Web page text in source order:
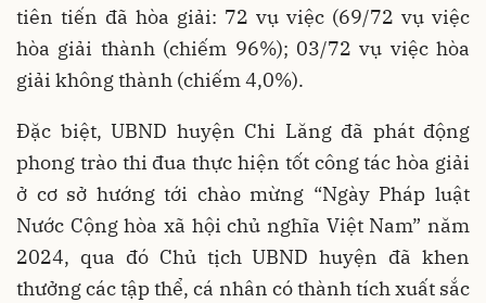
tiên tiến đã hòa giải: 72 vụ việc (69/72 vụ việc
hòa giải thành (chiếm 96%); 03/72 vụ việc hòa
giải không thành (chiếm 4,0%).
Đặc biệt, UBND huyện Chi Lăng đã phát động
phong trào thi đua thực hiện tốt công tác hòa giải
ở cơ sở hướng tới chào mừng “Ngày Pháp luật
Nước Cộng hòa xã hội chủ nghĩa Việt Nam” năm
2024, qua đó Chủ tịch UBND huyện đã khen
thưởng các tập thể, cá nhân có thành tích xuất sắc